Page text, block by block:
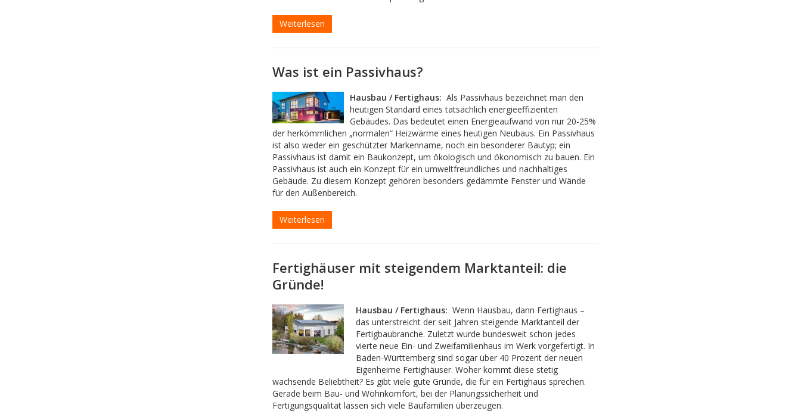
Weiterlesen
Was ist ein Passivhaus?
Hausbau / Fertighaus: Als Passivhaus bezeichnet man den
heutigen Standard eines tatsächlich energieeffizienten
Gebäudes. Das bedeutet einen Energieaufwand von nur 20-25%
der herkömmlichen „normalen“ Heizwärme eines heutigen Neubaus. Ein Passivhaus
ist also weder ein geschützter Markenname, noch ein besonderer Bautyp; ein
Passivhaus ist damit ein Baukonzept, um ökologisch und ökonomisch zu bauen. Ein
Passivhaus ist auch ein Konzept für ein umweltfreundliches und nachhaltiges
Gebäude. Zu diesem Konzept gehören besonders gedämmte Fenster und Wände
für den Außenbereich.
Weiterlesen
Fertighäuser mit steigendem Marktanteil: die
Gründe!
Hausbau / Fertighaus: Wenn Hausbau, dann Fertighaus –
das unterstreicht der seit Jahren steigende Marktanteil der
Fertigbaubranche. Zuletzt wurde bundesweit schon jedes
vierte neue Ein- und Zweifamilienhaus im Werk vorgefertigt. In
Baden-Württemberg sind sogar über 40 Prozent der neuen
Eigenheime Fertighäuser. Woher kommt diese stetig
wachsende Beliebtheit? Es gibt viele gute Gründe, die für ein Fertighaus sprechen.
Gerade beim Bau- und Wohnkomfort, bei der Planungssicherheit und
Fertigungsqualität lassen sich viele Baufamilien überzeugen.